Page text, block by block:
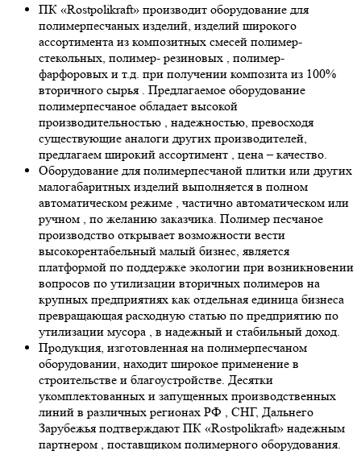
ПК «Rostpolikraft» производит оборудование для
полимерпесчаных изделий, изделий широкого
ассортимента из композитных смесей полимер-
стекольных, полимер- резиновых , полимер-
фарфоровых и т.д. при получении композита из 100%
вторичного сырья . Предлагаемое оборудование
полимерпесчаное обладает высокой
производительностью , надежностью, превосходя
существующие аналоги других производителей,
предлагаем широкий ассортимент , цена – качество.
Оборудование для полимерпесчаной плитки или других
малогабаритных изделий выполняется в полном
автоматическом режиме , частично автоматическом или
ручном , по желанию заказчика. Полимер песчаное
производство открывает возможности вести
высокорентабельный малый бизнес, является
платформой по поддержке экологии при возникновении
вопросов по утилизации вторичных полимеров на
крупных предприятиях как отдельная единица бизнеса
превращающая расходную статью по предприятию по
утилизации мусора , в надежный и стабильный доход.
Продукция, изготовленная на полимерпесчаном
оборудовании, находит широкое применение в
строительстве и благоустройстве. Десятки
укомплектованных и запущенных производственных
линий в различных регионах РФ , СНГ, Дальнего
Зарубежья подтверждают ПК «Rostpolikraft» надежным
партнером , поставщиком полимерного оборудования.